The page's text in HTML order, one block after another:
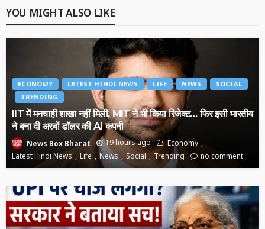
YOU MIGHT ALSO LIKE
ECONOMY LATEST HINDI NEWS LIFE NEWS
SOCIAL
TRENDING
IIT में मनचाही शाखा नहीं मिली, MIT ने भी किया रिजेक्ट… फिर इसी भारतीय
ने बना दी अरबों डॉलर की AI कंपनी
News Box Bharat 19 hours ago
Economy
Latest Hindi News
Life News Social Trending no comment